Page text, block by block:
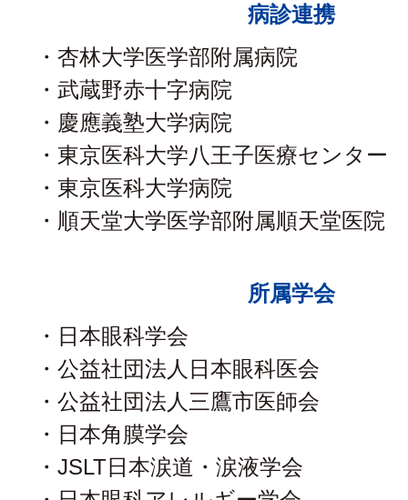
病診連携
・杏林大学医学部附属病院
・武蔵野赤十字病院
・慶應義塾大学病院
・東京医科大学八王子医療センター
・東京医科大学病院
・順天堂大学医学部附属順天堂医院
所属学会
・日本眼科学会
・公益社団法人日本眼科医会
・公益社団法人三鷹市医師会
・日本角膜学会
・JSLT日本涙道・涙液学会